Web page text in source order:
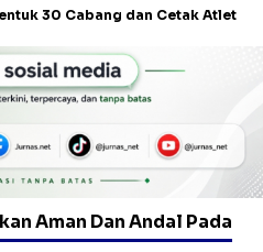
dan Cetak Atlet Nasional
Aman Dan Andal Pada